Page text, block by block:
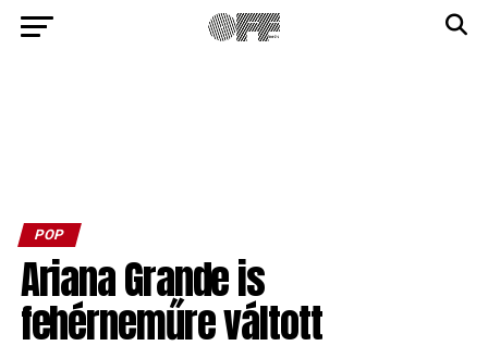
POP
Ariana Grande is
fehérneműre váltott